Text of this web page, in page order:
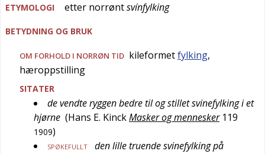
ETYMOLOGI
etter norrøntsvínfylking
BETYDNING OG BRUK
OM FORHOLD I NORRØN TID kileformetfylking,
hæroppstilling
SITATER
de vendte ryggen bedre til og stillet svinefylking i et
hjørne (Hans E. KinckMasker og mennesker 119
1909)
SPØKEFULLT
den lille truende svinefylking på